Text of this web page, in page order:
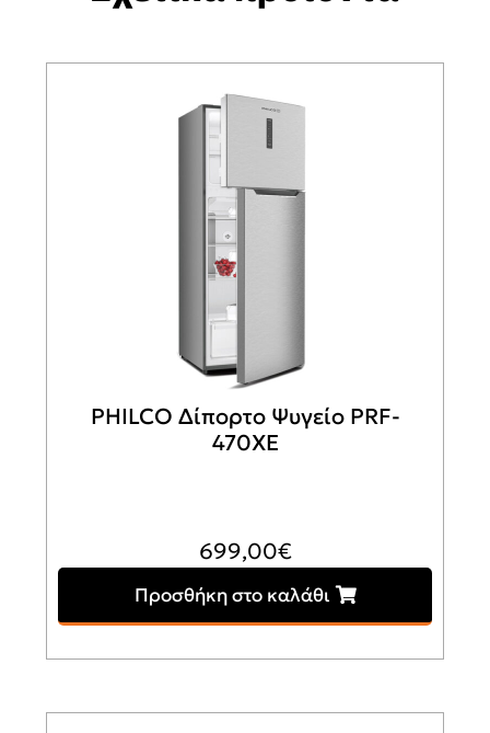
PHILCO Δίπορτο Ψυγείο PRF-
470XE
699,00€
Προσθήκη στο καλάθι